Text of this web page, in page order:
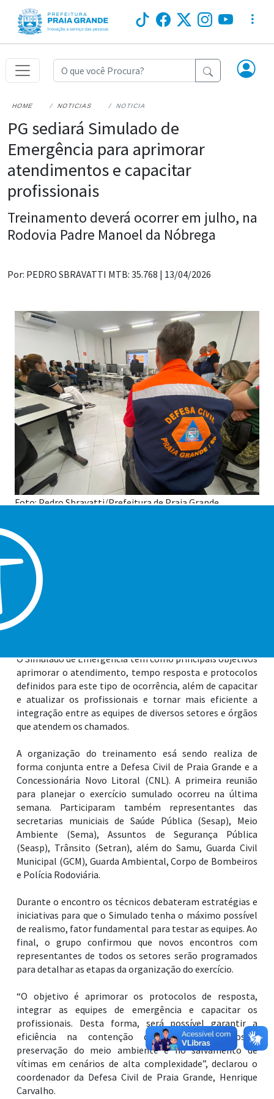
HOME NOTICIAS NOTICIA
PG sediará Simulado de
Emergência para aprimorar
atendimentos e capacitar
profissionais
Treinamento deverá ocorrer em julho, na
Rodovia Padre Manoel da Nóbrega
Por: PEDRO SBRAVATTI MTB: 35.768 | 13/04/2026
Foto: Pedro Sbravatti/Prefeitura de Praia Grande
Praia Grande será palco de um importante Simulado de
Emergência. A ação terá a reprodução de um cenário de
acidente envolvendo a colisão entre veículo comercial,
automóvel de passeio e um transporte coletivo,
resultando em múltiplas vítimas, além do derramamento
de produtos químicos na via. O treinamento deverá
ocorrer em julho, na Rodovia Padre Manoel da Nóbrega,
O Simulado de Emergência tem como principais objetivos
aprimorar o atendimento, tempo resposta e protocolos
definidos para este tipo de ocorrência, além de capacitar
e atualizar os profissionais e tornar mais eficiente a
integração entre as equipes de diversos setores e órgãos
que atendem os chamados.
A organização do treinamento esá sendo realiza de
forma conjunta entre a Defesa Civil de Praia Grande e a
Concessionária Novo Litoral (CNL). A primeira reunião
para planejar o exercício sumulado ocorreu na última
semana. Participaram também representantes das
secretarias municiais de Saúde Pública (Sesap), Meio
Ambiente (Sema), Assuntos de Segurança Pública
(Seasp), Trânsito (Setran), além do Samu, Guarda Civil
Municipal (GCM), Guarda Ambiental, Corpo de Bombeiros
e Polícia Rodoviária.
Durante o encontro os técnicos debateram estratégias e
iniciativas para que o Simulado tenha o máximo possível
de realismo, fator fundamental para testar as equipes. Ao
final, o grupo confirmou que novos encontros com
representantes de todos os setores serão programados
para detalhar as etapas da organização do exercício.
“O objetivo é aprimorar os protocolos de resposta,
integrar as equipes de emergência e capacitar os
profissionais. Desta forma, será possível garantir a
eficiência na contenção de produtos perigosos,
preservação do meio ambiente e no salvamento de
vítimas em cenários de alta complexidade”, declarou o
coordenador da Defesa Civil de Praia Grande, Henrique
Carvalho.